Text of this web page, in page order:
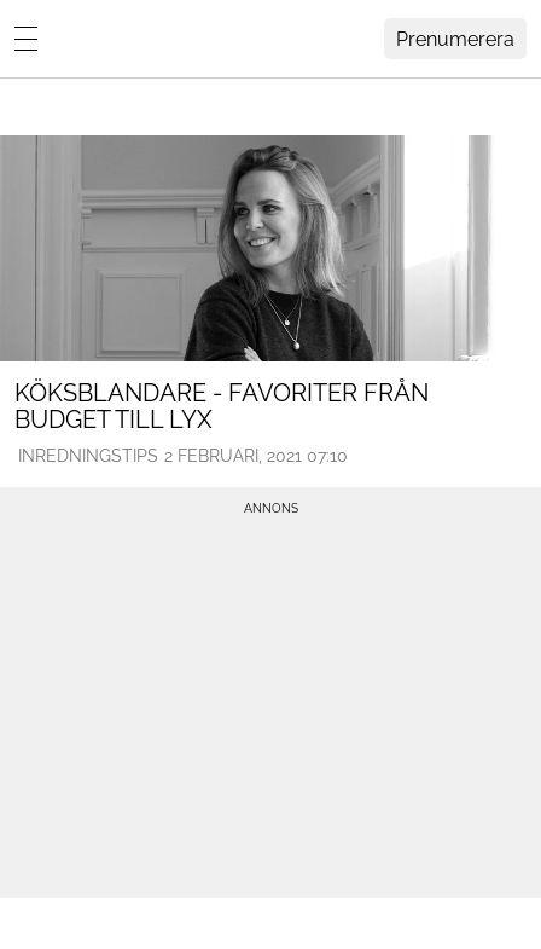
Prenumerera
Arkitektur
Konst
Lovisa Häger MENY
ARKIV
KONTAKT
KÖKSBLANDARE - FAVORITER FRÅN
BUDGET TILL LYX
INREDNINGSTIPS 2 FEBRUARI, 2021 07:10